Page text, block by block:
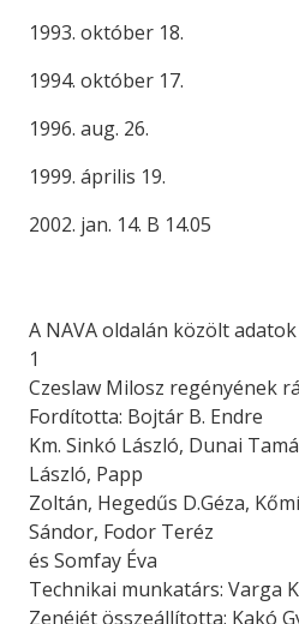
1993. október 18.
1994. október 17.
1996. aug. 26.
1999. április 19.
2002. jan. 14. B 14.05
A NAVA oldalán közölt
1
Czeslaw Milosz regényének
Fordította: Bojtár B. Endre
Km. Sinkó László, Dunai
László, Papp
Zoltán, Hegedűs D.Géza,
Sándor, Fodor Teréz
és Somfay Éva
Technikai munkatárs: Varga
Zenéjét összeállította: Kakó